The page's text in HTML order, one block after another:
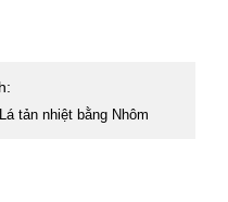
tản nhiệt bằng Nhôm